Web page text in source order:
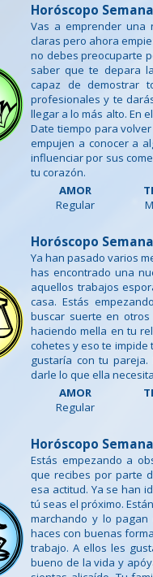
Horóscopo
Vas a emprender una
claras pero ahora
no debes preocuparte
saber que te depara
capaz de demostrar
profesionales y te
llegar a lo más alto. En
Date tiempo para
empujen a conocer a
influenciar por sus
tu corazón.
AMOR
Regular
Horóscopo
Ya han pasado varios
has encontrado una
aquellos trabajos
casa. Estás
buscar suerte en
haciendo mella en tu
cohetes y eso te impide
gustaría con tu
darle lo que ella
AMOR
Regular
Horóscopo
Estás empezando a
que recibes por parte
esa actitud. Ya se han
tú seas el próximo.
marchando y lo pagan
haces con buenas
trabajo. A ellos les
bueno de la vida y